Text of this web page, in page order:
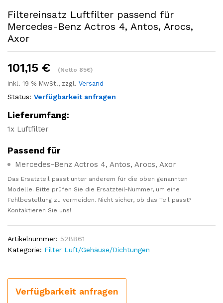
Filtereinsatz Luftfilter passend für
Mercedes-Benz Actros 4, Antos, Arocs,
Axor
101,15 € (Netto 85€)
inkl. 19 % MwSt., zzgl. Versand
Status: Verfügbarkeit anfragen
Lieferumfang:
1x Luftfilter
Passend für
Mercedes-Benz Actros 4, Antos, Arocs, Axor
Das Ersatzteil passt unter anderem für die oben genannten
Modelle. Bitte prüfen Sie die Ersatzteil-Nummer, um eine
Fehlbestellung zu vermeiden. Nicht sicher, ob das Teil passt?
Kontaktieren Sie uns!
Artikelnummer: 52B861
Kategorie: Filter Luft/Gehäuse/Dichtungen
Verfügbarkeit anfragen